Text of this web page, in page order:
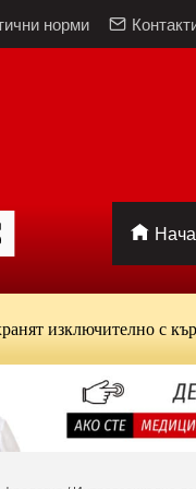
норми
с кърма до 6-